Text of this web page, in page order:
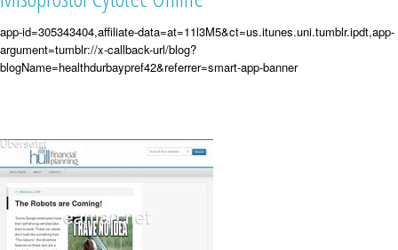
app-id=305343404,affiliate-data=at=11l3M5&ct=us.itunes.uni.tumblr.ipdt,app-
argument=tumblr://x-callback-url/blog?
blogName=healthdurbaypref42&referrer=smart-app-banner